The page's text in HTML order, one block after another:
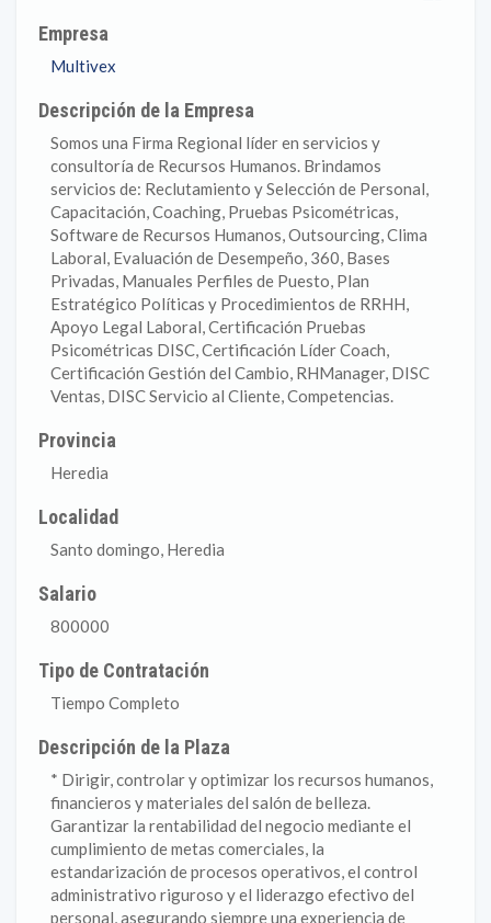
Empresa
Multivex
Descripción de la Empresa
Somos una Firma Regional líder en servicios y
consultoría de Recursos Humanos. Brindamos
servicios de: Reclutamiento y Selección de Personal,
Capacitación, Coaching, Pruebas Psicométricas,
Software de Recursos Humanos, Outsourcing, Clima
Laboral, Evaluación de Desempeño, 360, Bases
Privadas, Manuales Perfiles de Puesto, Plan
Estratégico Políticas y Procedimientos de RRHH,
Apoyo Legal Laboral, Certificación Pruebas
Psicométricas DISC, Certificación Líder Coach,
Certificación Gestión del Cambio, RHManager, DISC
Ventas, DISC Servicio al Cliente, Competencias.
Provincia
Heredia
Localidad
Santo domingo, Heredia
Salario
800000
Tipo de Contratación
Tiempo Completo
Descripción de la Plaza
* Dirigir, controlar y optimizar los recursos humanos,
financieros y materiales del salón de belleza.
Garantizar la rentabilidad del negocio mediante el
cumplimiento de metas comerciales, la
estandarización de procesos operativos, el control
administrativo riguroso y el liderazgo efectivo del
personal, asegurando siempre una experiencia de